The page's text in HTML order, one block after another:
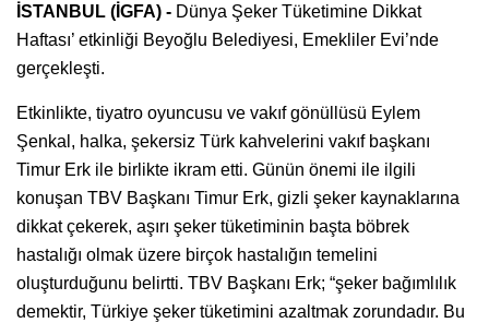
İSTANBUL (İGFA) - Dünya Şeker Tüketimine Dikkat
Haftası’ etkinliği Beyoğlu Belediyesi, Emekliler Evi’nde
gerçekleşti.
Etkinlikte, tiyatro oyuncusu ve vakıf gönüllüsü Eylem
Şenkal, halka, şekersiz Türk kahvelerini vakıf başkanı
Timur Erk ile birlikte ikram etti. Günün önemi ile ilgili
konuşan TBV Başkanı Timur Erk, gizli şeker kaynaklarına
dikkat çekerek, aşırı şeker tüketiminin başta böbrek
hastalığı olmak üzere birçok hastalığın temelini
oluşturduğunu belirtti. TBV Başkanı Erk; “şeker bağımlılık
demektir, Türkiye şeker tüketimini azaltmak zorundadır. Bu